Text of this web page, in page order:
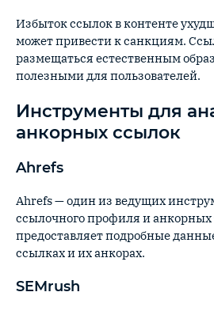
Избыток ссылок в контенте
может привести к санкциям.
размещаться естественным
полезными для пользователей.
Инструменты для
анкорных ссылок
Ahrefs
Ahrefs — один из ведущих
ссылочного профиля и анкорных
предоставляет подробные
ссылках и их анкорах.
SEMrush